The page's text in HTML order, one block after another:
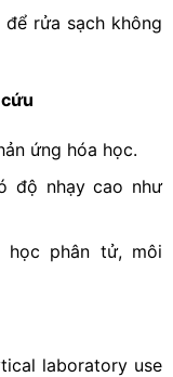
rửa sạch không
ứng hóa học.
độ nhạy cao như
học phân tử, môi
laboratory use